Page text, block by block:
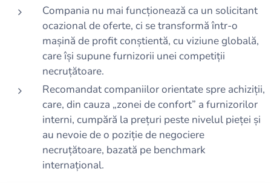
Compania nu mai funcționează ca un solicitant
ocazional de oferte, ci se transformă într-o
mașină de profit conștientă, cu viziune globală,
care își supune furnizorii unei competiții
necruțătoare.
Recomandat companiilor orientate spre achiziții,
care, din cauza „zonei de confort” a furnizorilor
interni, cumpără la prețuri peste nivelul pieței și
au nevoie de o poziție de negociere
necruțătoare, bazată pe benchmark
internațional.